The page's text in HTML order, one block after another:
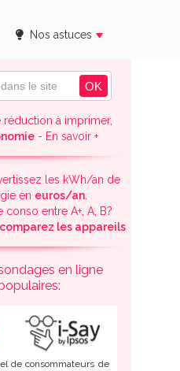
Nos astuces
à imprimer,
- En savoir +
les kWh/an de
en euros/an.
entre A+, A, B?
les appareils
en ligne
de consommateurs de